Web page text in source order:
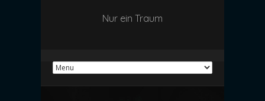
Nur ein Traum